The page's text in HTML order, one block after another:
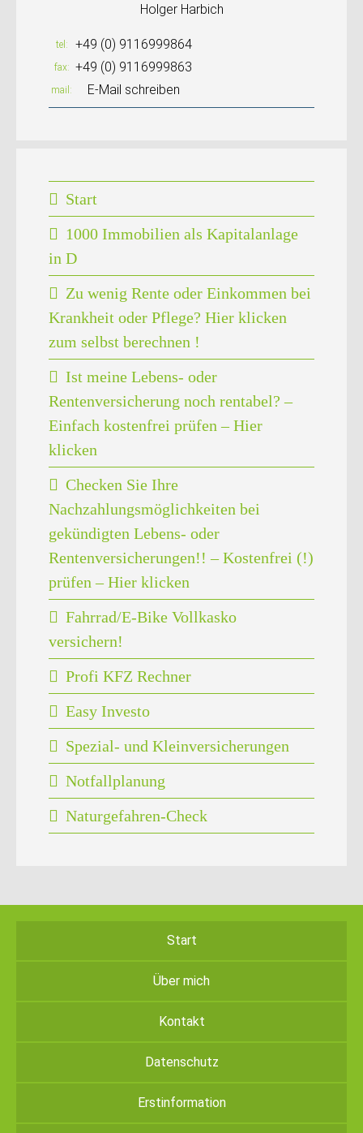
Holger Harbich
tel +49 (0) 9116999864
fax +49 (0) 9116999863
mail E-Mail schreiben
Start
1000 Immobilien als Kapitalanlage
in D
Zu wenig Rente oder Einkommen bei
Krankheit oder Pflege? Hier klicken
zum selbst berechnen !
Ist meine Lebens- oder
Rentenversicherung noch rentabel? –
Einfach kostenfrei prüfen – Hier
klicken
Checken Sie Ihre
Nachzahlungsmöglichkeiten bei
gekündigten Lebens- oder
Rentenversicherungen!! – Kostenfrei (!)
prüfen – Hier klicken
Fahrrad/E-Bike Vollkasko
versichern!
Profi KFZ Rechner
Easy Investo
Spezial- und Kleinversicherungen
Notfallplanung
Naturgefahren-Check
Start
Über mich
Kontakt
Datenschutz
Erstinformation